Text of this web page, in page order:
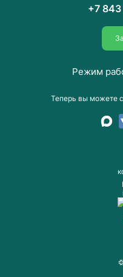
+7
Теперь вы можете
Режим